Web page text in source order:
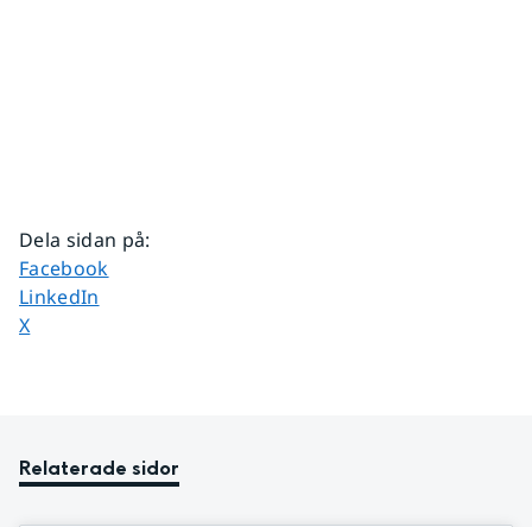
Dela sidan på:
Dela sidan på
Facebook
Dela sidan på
LinkedIn
Dela sidan på
X
Relaterade sidor